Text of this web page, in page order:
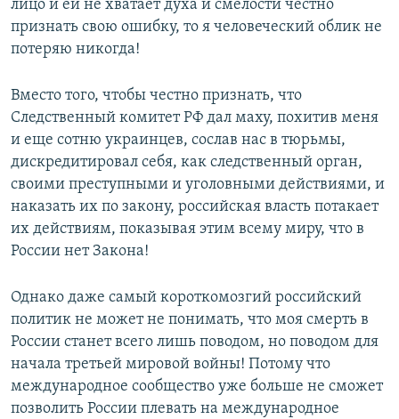
лицо и ей не хватает духа и смелости честно
признать свою ошибку, то я человеческий облик не
потеряю никогда!
Вместо того, чтобы честно признать, что
Следственный комитет РФ дал маху, похитив меня
и еще сотню украинцев, сослав нас в тюрьмы,
дискредитировал себя, как следственный орган,
своими преступными и уголовными действиями, и
наказать их по закону, российская власть потакает
их действиям, показывая этим всему миру, что в
России нет Закона!
Однако даже самый короткомозгий российский
политик не может не понимать, что моя смерть в
России станет всего лишь поводом, но поводом для
начала третьей мировой войны! Потому что
международное сообщество уже больше не сможет
позволить России плевать на международное